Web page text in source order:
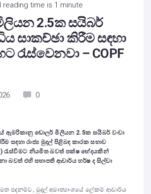
time is 1 minute
2.5ක සයිබර්
සාකච්ඡා කිරීම සඳහා
රැස්වෙනවා – COPF
0
ඇමරිකානු ඩොලර් මිලියන 2.5ක සයිබර් වංචා
සඳහා රාජ්‍ය මුදල් පිළිබඳ කාරක සභාව
රැස්වීමට නියමිත බවත් පක්ෂ භේදයකින්
බවත් එහි සභාපති ආචාර්ය හර්ෂ ද සිල්වා
මත පදනම්ව, මුදල් අමාත්‍යාංශයේ ලේකම් ආචාර්ය